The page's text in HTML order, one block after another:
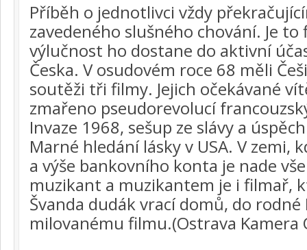
Příběh o jednotlivci vždy
zavedeného slušného chování. Je
výlučnost ho dostane do aktivní
Česka. V osudovém roce 68 měli
soutěži tři filmy. Jejich očekávané
zmařeno pseudorevolucí
Invaze 1968, sešup ze slávy a
Marné hledání lásky v USA. V zemi,
a výše bankovního konta je nade
muzikant a muzikantem je i filmař,
Švanda dudák vrací domů, do rodné
milovanému filmu.(Ostrava Kamera